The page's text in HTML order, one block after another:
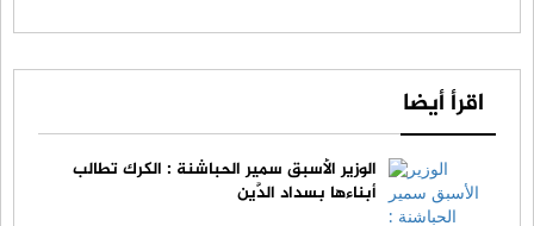
اقرأ أيضا
الوزير الأسبق سمير الحباشنة : الكرك تطالب
أبناءها بسداد الدَّين